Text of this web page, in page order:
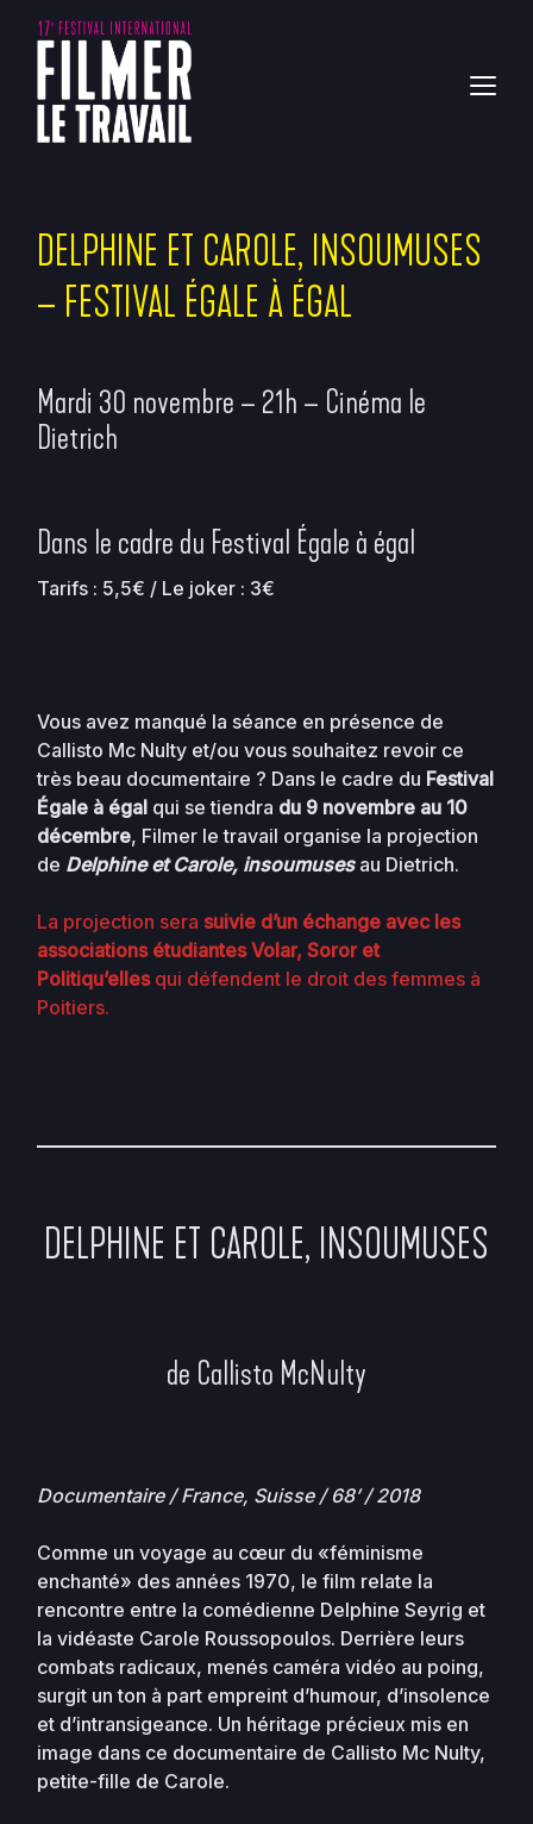
DELPHINE ET CAROLE, INSOUMUSES
– FESTIVAL ÉGALE À ÉGAL
Mardi 30 novembre – 21h – Cinéma le
Dietrich
Dans le cadre du Festival Égale à égal
Tarifs : 5,5€ / Le joker : 3€
Vous avez manqué la séance en présence de
Callisto Mc Nulty et/ou vous souhaitez revoir ce
très beau documentaire ? Dans le cadre du Festival
Égale à égal qui se tiendra du 9 novembre au 10
décembre, Filmer le travail organise la projection
de Delphine et Carole, insoumuses au Dietrich.
La projection serasuivie d’un échange avec les
associations étudiantes Volar, Soror et
Politiqu’ellesqui défendent le droit des femmes à
Poitiers.
DELPHINE ET CAROLE, INSOUMUSES
de Callisto McNulty
Documentaire / France, Suisse / 68’ / 2018
Comme un voyage au cœur du «féminisme
enchanté» des années 1970, le film relate la
rencontre entre la comédienne Delphine Seyrig et
la vidéaste Carole Roussopoulos. Derrière leurs
combats radicaux, menés caméra vidéo au poing,
surgit un ton à part empreint d’humour, d’insolence
et d’intransigeance. Un héritage précieux mis en
image dans ce documentaire de Callisto Mc Nulty,
petite-fille de Carole.